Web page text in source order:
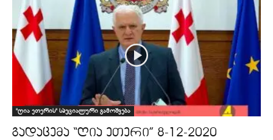
"ღია ეთერის" სპეციალური გამოშვება
გადაცემა “ღია ეთერი” 8-12-2020